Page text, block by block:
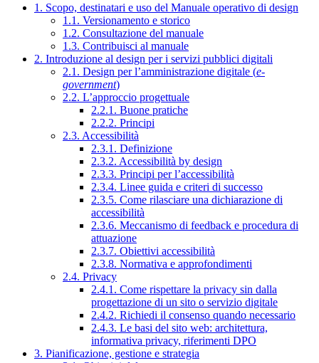
1. Scopo, destinatari e uso del Manuale operativo di design
1.1. Versionamento e storico
1.2. Consultazione del manuale
1.3. Contribuisci al manuale
2. Introduzione al design per i servizi pubblici digitali
2.1. Design per l’amministrazione digitale (e-
government)
2.2. L’approccio progettuale
2.2.1. Buone pratiche
2.2.2. Principi
2.3. Accessibilità
2.3.1. Definizione
2.3.2. Accessibilità by design
2.3.3. Principi per l’accessibilità
2.3.4. Linee guida e criteri di successo
2.3.5. Come rilasciare una dichiarazione di
accessibilità
2.3.6. Meccanismo di feedback e procedura di
attuazione
2.3.7. Obiettivi accessibilità
2.3.8. Normativa e approfondimenti
2.4. Privacy
2.4.1. Come rispettare la privacy sin dalla
progettazione di un sito o servizio digitale
2.4.2. Richiedi il consenso quando necessario
2.4.3. Le basi del sito web: architettura,
informativa privacy, riferimenti DPO
3. Pianificazione, gestione e strategia